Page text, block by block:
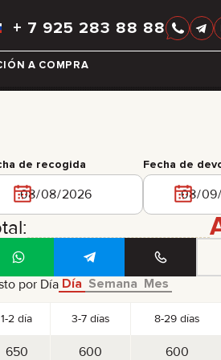
+ 7 925 283 88 88
A COMPRA
LIXIANG
de recogida Fecha de
por Día Día Semana Mes
1-2 día 3-7 días 8-29 días
650 600 600